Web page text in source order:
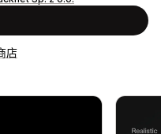
店